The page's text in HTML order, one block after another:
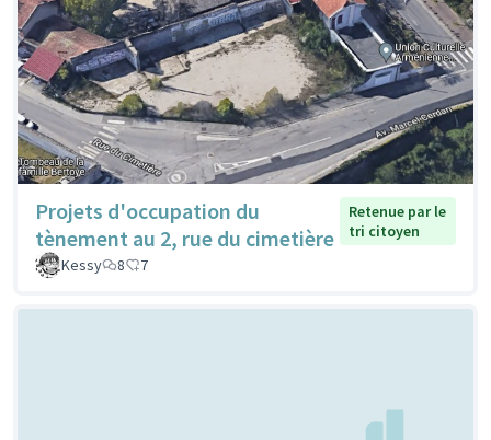
Projets d'occupation du
tènement au 2, rue du cimetière
Retenue par le
tri citoyen
Kessy
8 7